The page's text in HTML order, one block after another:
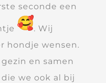
seconde een
. Wij
hondje wensen.
en samen
we ook al bij